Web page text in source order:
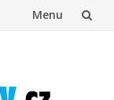
Menu